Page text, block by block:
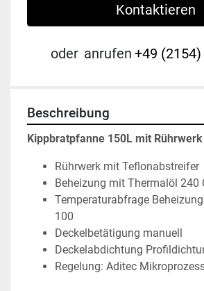
Kontaktieren
oder anrufen +49
Beschreibung
Kippbratpfanne 150L mit Rührwerk
Rührwerk mit Teflonabstreifer
Beheizung mit Thermalöl 240
Temperaturabfrage
100
Deckelbetätigung manuell
Deckelabdichtung
Regelung: Aditec